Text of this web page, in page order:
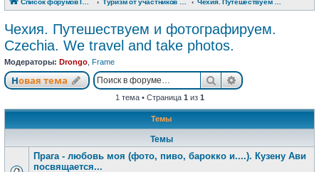
Список форумов INFO CAM | Форум
Чехия. Путешествуем и фотографируем.
Czechia. We travel and take photos.
Модераторы: Drongo Frame
Новая тема
Новая тема ПоискРасширенный
1 тема • Страница 1 из 1
Темы
Темы
Прага - любовь моя (фото, пиво, барокко и....). Кузену Ави
посвящается...